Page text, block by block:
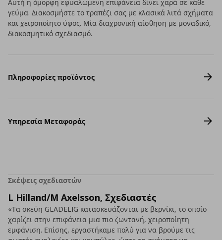
Αυτή η όμορφη εφυαλωμένη επιφάνεια δίνει χαρά σε κάθε
γεύμα. Διακοσμήστε το τραπέζι σας με κλασικά λιτά σχήματα
και χειροποίητο ύφος. Μία διαχρονική αίσθηση με μοναδικό,
διακοσμητικό σχεδιασμό.
Πληροφορίες προϊόντος
Υπηρεσία Μεταφοράς
Σκέψεις σχεδιαστών
L Hilland/M Axelsson, Σχεδιαστές
«Τα σκεύη GLADELIG κατασκευάζονται με βερνίκι, το οποίο
χαρίζει στην επιφάνεια μια πιο ζωντανή, χειροποίητη
εμφάνιση. Επίσης, εργαστήκαμε πολύ για να βρούμε τις